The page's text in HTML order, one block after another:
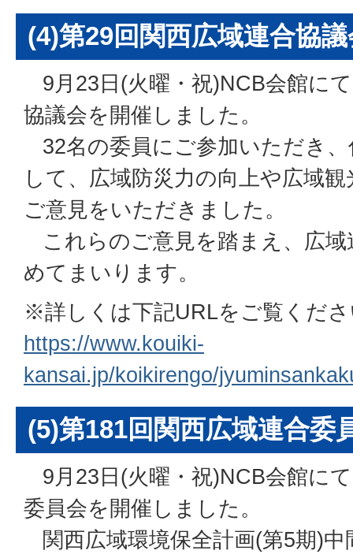
(4)第29回関西広域連合協
9月23日(火曜・祝)NCB会館に
協議会を開催しました。
32名の委員にご参加いただき
して、広域防災力の向上や広域
ご意見をいただきました。
これらのご意見を踏まえ、広域
めてまいります。
※詳しくは下記URLをご覧くだ
https://www.kouiki-
kansai.jp/koikirengo/
(5)第181回関西広域連合委
9月23日(火曜・祝)NCB会館に
委員会を開催しました。
関西広域環境保全計画(第5期)